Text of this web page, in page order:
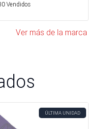
Vendidos
Ver más de la marca
ÚLTIMA UNIDAD